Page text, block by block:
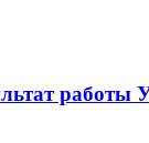
работы